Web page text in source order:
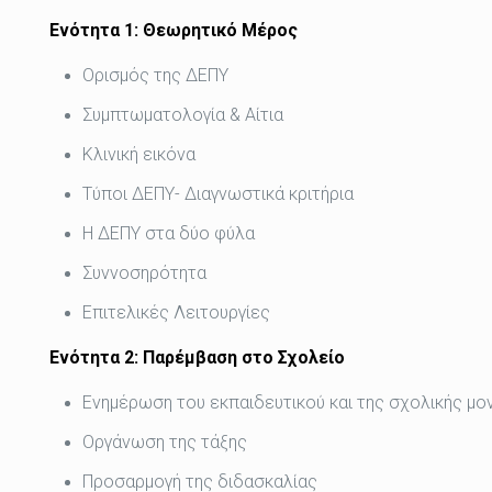
Ενότητα 1: Θεωρητικό Μέρος
Ορισμός της ΔΕΠΥ
Συμπτωματολογία & Αίτια
Κλινική εικόνα
Τύποι ΔΕΠΥ- Διαγνωστικά κριτήρια
Η ΔΕΠΥ στα δύο φύλα
Συννοσηρότητα
Επιτελικές Λειτουργίες
Ενότητα 2: Παρέμβαση στο Σχολείο
Ενημέρωση του εκπαιδευτικού και της σχολικής
Οργάνωση της τάξης
Προσαρμογή της διδασκαλίας